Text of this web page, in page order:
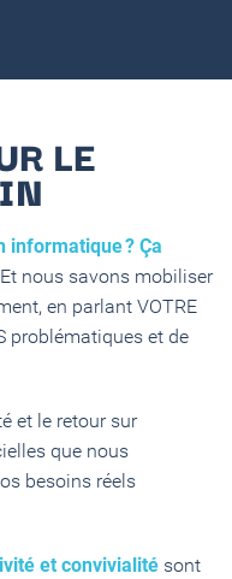
LE
informatique ? Ça
Et nous savons mobiliser
en parlant VOTRE
problématiques et de
et le retour sur
que nous
besoins réels
et convivialité sont